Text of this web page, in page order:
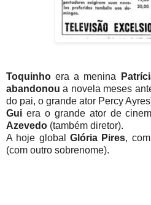
Toquinho era a menina
abandonou a novela meses
do pai, o grande ator Percy
Gui era o grande ator de
Azevedo (também diretor).
A hoje global Glória Pires,
(com outro sobrenome).